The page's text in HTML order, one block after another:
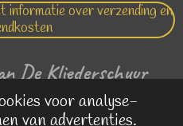
voor analyse-
van advertenties.
informatie over verzending en
De Kliederschuur
van De Kliederschuur